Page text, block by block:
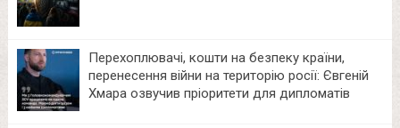
Перехоплювачі, кошти на безпеку країни,
перенесення війни на територію росії: Євгеній
Хмара озвучив пріоритети для дипломатів